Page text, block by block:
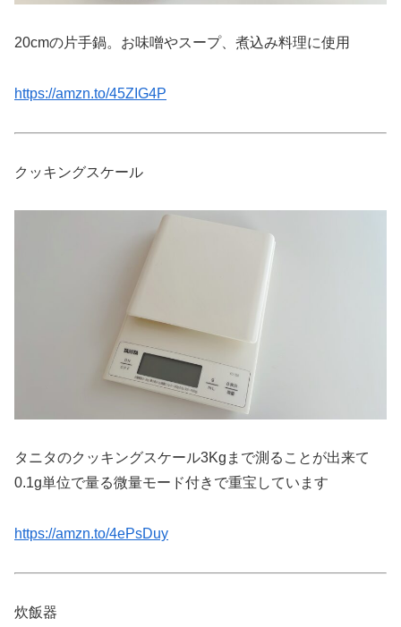
20cmの片手鍋。お味噌やスープ、煮込み料理に使用
https://amzn.to/45ZIG4P
クッキングスケール
タニタのクッキングスケール3Kgまで測ることが出来て
0.1g単位で量る微量モード付きで重宝しています
https://amzn.to/4ePsDuy
炊飯器